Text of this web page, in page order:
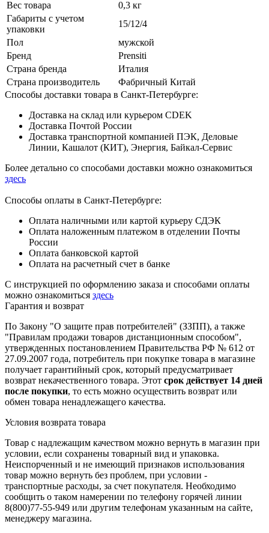
Вес товара
0,3 кг
Габариты с учетом
упаковки
15/12/4
Пол
мужской
Бренд
Prensiti
Страна бренда
Италия
Страна производитель
Фабричный Китай
Способы доставки товара в Санкт-Петербурге:
Доставка на склад или курьером CDEK
Доставка Почтой России
Доставка транспортной компанией ПЭК, Деловые
Линии, Кашалот (КИТ), Энергия, Байкал-Сервис
Более детально со способами доставки можно ознакомиться
здесь
Способы оплаты в Санкт-Петербурге:
Оплата наличными или картой курьеру СДЭК
Оплата наложенным платежом в отделении Почты
России
Оплата банковской картой
Оплата на расчетный счет в банке
С инструкцией по оформлению заказа и способами оплаты
можно ознакомиться здесь
Гарантия и возврат
По Закону "О защите прав потребителей" (ЗЗПП), а также
"Правилам продажи товаров дистанционным способом",
утвержденных постановлением Правительства РФ № 612 от
27.09.2007 года, потребитель при покупке товара в магазине
получает гарантийный срок, который предусматривает
возврат некачественного товара. Этот срок действует 14 дней
после покупки, то есть можно осуществить возврат или
обмен товара ненадлежащего качества.
Условия возврата товара
Товар с надлежащим качеством можно вернуть в магазин при
условии, если сохранены товарный вид и упаковка.
Неиспорченный и не имеющий признаков использования
товар можно вернуть без проблем, при условии -
транспортные расходы, за счет покупателя. Необходимо
сообщить о таком намерении по телефону горячей линии
8(800)77-55-949 или другим телефонам указанным на сайте,
менеджеру магазина.